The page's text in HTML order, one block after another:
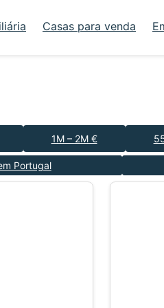
Casas para venda
1M – 2M €
Portugal